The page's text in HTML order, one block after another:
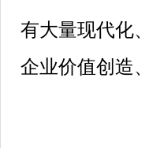
有大量现代化
企业价值创造